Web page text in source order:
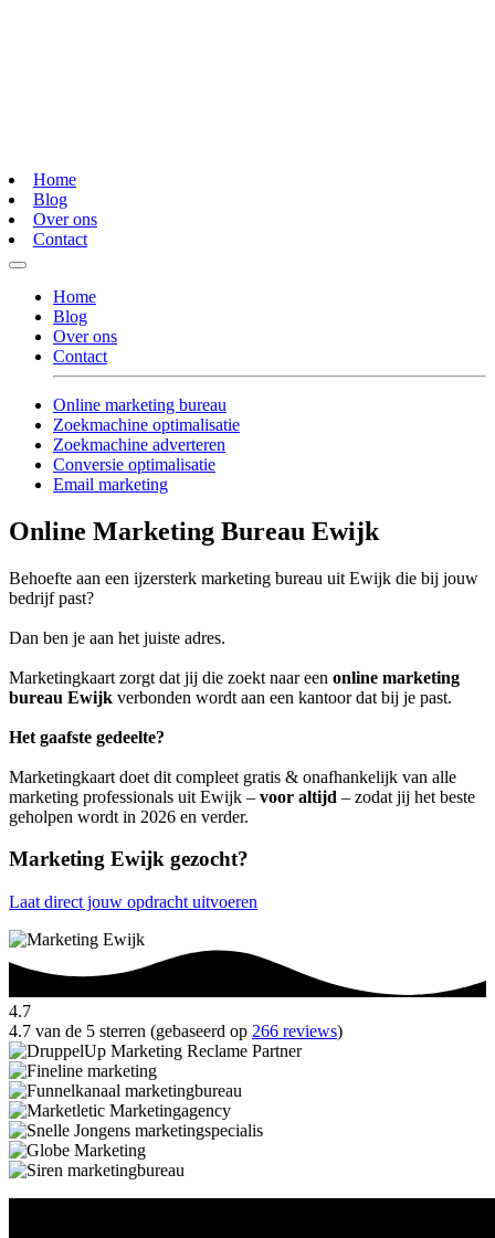
Home
Blog
Over ons
Contact
Home
Blog
Over ons
Contact
Online marketing bureau
Zoekmachine optimalisatie
Zoekmachine adverteren
Conversie optimalisatie
Email marketing
Online Marketing Bureau Ewijk
Behoefte aan een ijzersterk marketing bureau uit Ewijk die bij jouw
bedrijf past?
Dan ben je aan het juiste adres.
Marketingkaart zorgt dat jij die zoekt naar een online marketing
bureau Ewijk verbonden wordt aan een kantoor dat bij je past.
Het gaafste gedeelte?
Marketingkaart doet dit compleet gratis & onafhankelijk van alle
marketing professionals uit Ewijk – voor altijd – zodat jij het beste
geholpen wordt in 2026 en verder.
Marketing Ewijk gezocht?
Laat direct jouw opdracht uitvoeren
4.7
4.7 van de 5 sterren (gebaseerd op 266 reviews)